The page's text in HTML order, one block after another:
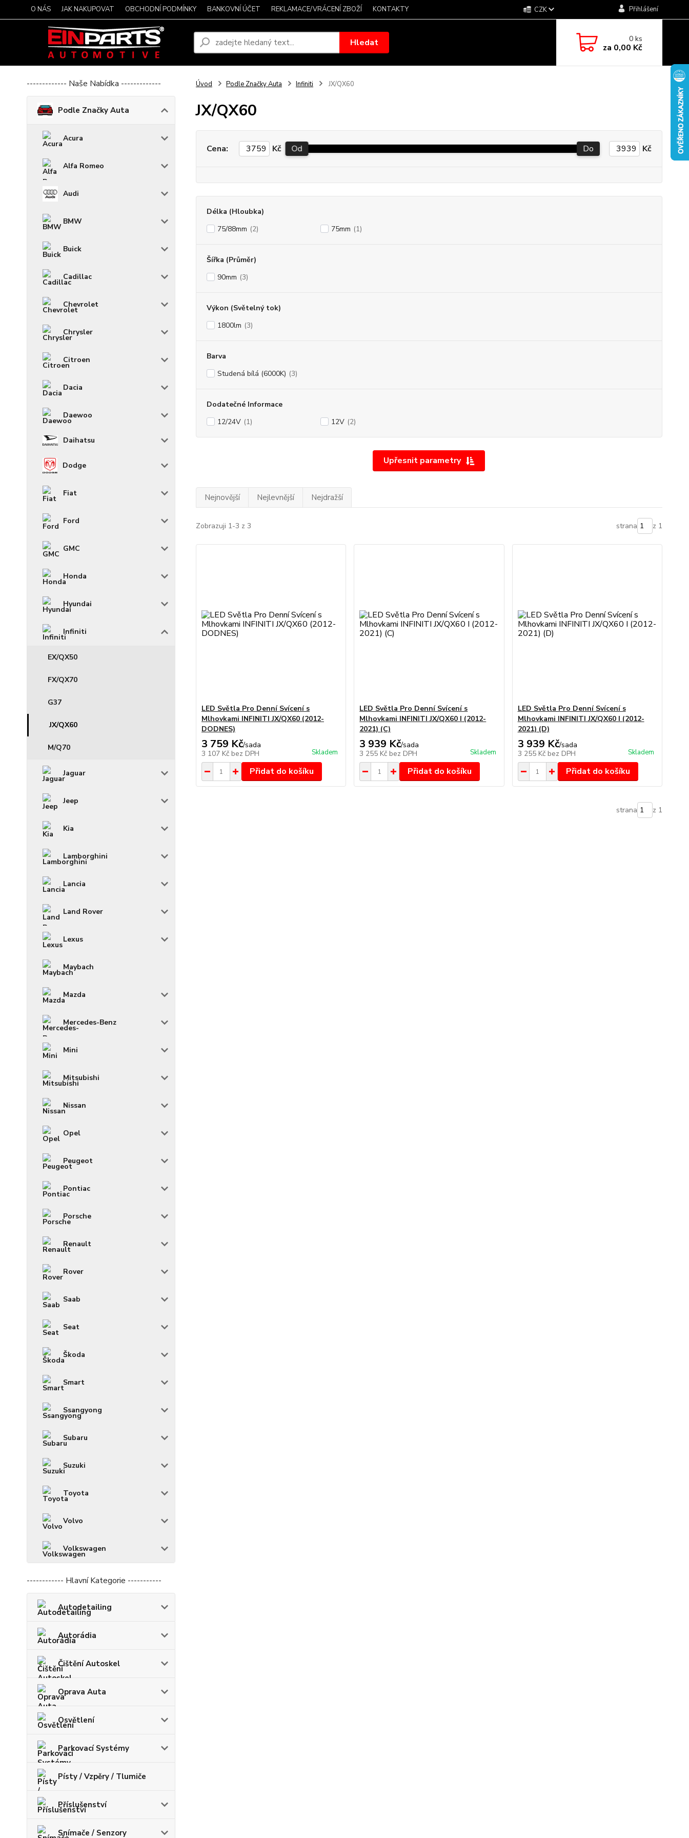
O NÁS JAK NAKUPOVAT OBCHODNÍ PODMÍNKY BANKOVNÍ ÚČET REKLAMACE/VRÁCENÍ ZBOŽÍ KONTAKTY CZK Přihlášení
Hledat 0ks
za 0,00 Kč
------------- Naše Nabídka -------------
Podle Značky Auta
Acura
Alfa Romeo
Audi
BMW
Buick
Cadillac
Chevrolet
Chrysler
Citroen
Dacia
Daewoo
Daihatsu
Dodge
Fiat
Ford
GMC
Honda
Hyundai
Infiniti
EX/QX50
FX/QX70
G37
JX/QX60
M/Q70
Jaguar
Jeep
Kia
Lamborghini
Lancia
Land Rover
Lexus
Maybach
Mazda
Mercedes-Benz
Mini
Mitsubishi
Nissan
Opel
Peugeot
Pontiac
Porsche
Renault
Rover
Saab
Seat
Škoda
Smart
Ssangyong
Subaru
Suzuki
Toyota
Volvo
Volkswagen
------------ Hlavní Kategorie -----------
Autodetailing
Autorádia
Čištění Autoskel
Oprava Auta
Osvětlení
Parkovací Systémy
Písty / Vzpěry / Tlumiče
Příslušenství
Snímače / Senzory
Úvod Podle Značky Auta Infiniti JX/QX60
JX/QX60
Upřesnit parametry
Cena: Kč Od Do Kč
Délka (Hloubka)
75/88mm (2) 75mm (1)
Šířka (Průměr)
90mm (3)
Výkon (Světelný tok)
1800lm (3)
Barva
Studená bílá (6000K) (3)
Dodatečné Informace
12/24V (1) 12V (2)
Nejnovější Nejlevnější Nejdražší
Zobrazuji 1-3 z 3 strana z 1
LED Světla Pro Denní Svícení s
Mlhovkami INFINITI JX/QX60 (2012-
DODNES)
3 759 Kč/sada
3 107 Kč bez DPH Skladem
Přidat do košíku
LED Světla Pro Denní Svícení s
Mlhovkami INFINITI JX/QX60 I (2012-
2021) (C)
3 939 Kč/sada
3 255 Kč bez DPH Skladem
Přidat do košíku
LED Světla Pro Denní Svícení s
Mlhovkami INFINITI JX/QX60 I (2012-
2021) (D)
3 939 Kč/sada
3 255 Kč bez DPH Skladem
Přidat do košíku
strana z 1